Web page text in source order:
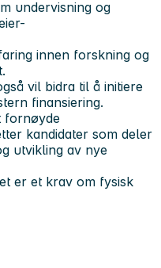
undervisning og
innen forskning og
vil bidra til å initiere
finansiering.
fornøyde
kandidater som deler
utvikling av nye
er et krav om fysisk